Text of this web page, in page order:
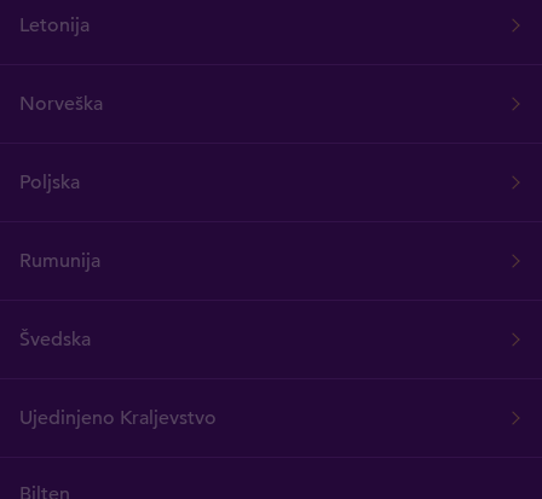
Letonija
Norveška
Poljska
Rumunija
Švedska
Ujedinjeno Kraljevstvo